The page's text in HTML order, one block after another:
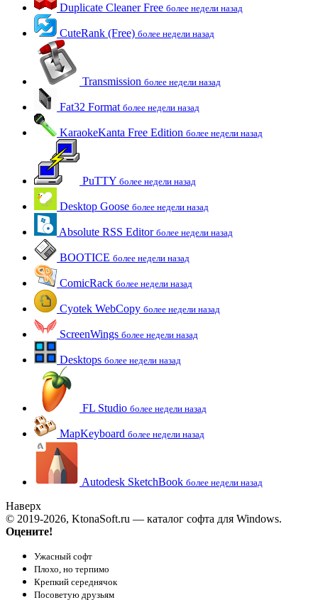
Duplicate Cleaner Free более недели назад
CuteRank (Free) более недели назад
Transmission более недели назад
Fat32 Format более недели назад
KaraokeKanta Free Edition более недели назад
PuTTY более недели назад
Desktop Goose более недели назад
Absolute RSS Editor более недели назад
BOOTICE более недели назад
ComicRack более недели назад
Cyotek WebCopy более недели назад
ScreenWings более недели назад
Desktops более недели назад
FL Studio более недели назад
MapKeyboard более недели назад
Autodesk SketchBook более недели назад
Наверх
© 2019-2026, KtonaSoft.ru — каталог софта для Windows.
Оцените!
Ужасный софт
Плохо, но терпимо
Крепкий середнячок
Посоветую друзьям